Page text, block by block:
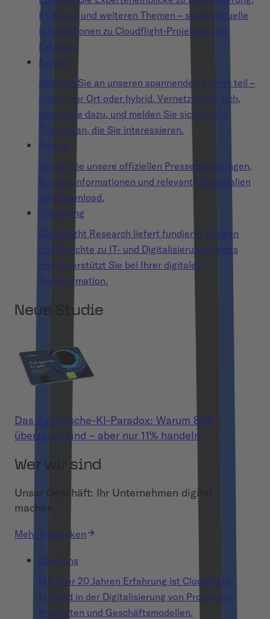
KI, Cloud und weiteren Themen – sowie aktuelle
Informationen zu Cloudflight-Projekten und
Erfolgen.
Events
Nehmen Sie an unseren spannenden Events teil –
online, vor Ort oder hybrid. Vernetzen Sie sich,
lernen Sie dazu, und melden Sie sich für die
Themen an, die Sie interessieren.
Presse
Finden Sie unsere offiziellen Pressemitteilungen,
Kontaktinformationen und relevante Materialien
zum Download.
Forschung
Cloudflight Research liefert fundierte Studien
und Berichte zu IT- und Digitalisierungstrends
und unterstützt Sie bei Ihrer digitalen
Transformation.
Neue Studie
Das Agentische-KI-Paradox: Warum 86%
überzeugt sind – aber nur 11% handeln
Wer wir sind
Unser Geschäft: Ihr Unternehmen digital
machen.
Mehr entdecken
Über uns
Mit über 20 Jahren Erfahrung ist Cloudflight
führend in der Digitalisierung von Prozessen,
Produkten und Geschäftsmodellen.